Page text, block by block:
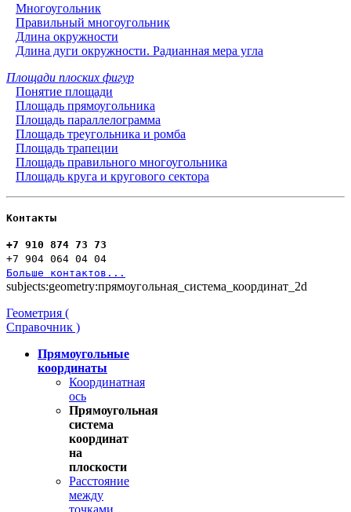
Многоугольник
Правильный многоугольник
Длина окружности
Длина дуги окружности. Радианная мера угла
Площади плоских фигур
Понятие площади
Площадь прямоугольника
Площадь параллелограмма
Площадь треугольника и ромба
Площадь трапеции
Площадь правильного многоугольника
Площадь круга и кругового сектора
Контакты
+7 910 874 73 73
+7 904 064 04 04
Больше контактов...
subjects:geometry:прямоугольная_система_координат_2d
Геометрия (
Справочник )
Прямоугольные
координаты
Координатная
ось
Прямоугольная
система
координат
на
плоскости
Расстояние
между
точками